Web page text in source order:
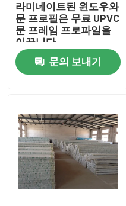
공장 여행
품질 관리
인용문을 요구하세요
UPVC 문 프로필
라미네이트된 윈도우와
문 프로필은 무료 UPVC
문 프레임 프로파일을
이끕니다
문의 보내기